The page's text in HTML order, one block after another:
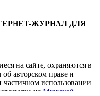
ЖУРНАЛ ДЛЯ
на сайте, охраняются в
об авторском праве и
использовании
на Мужской